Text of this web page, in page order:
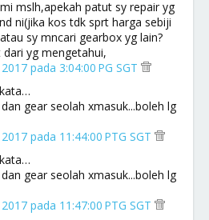
mslh,apekah patut sy repair yg
ni(jika kos tdk sprt harga sebiji
sy mncari gearbox yg lain?
yg mengetahui,
pada 3:04:00 PG SGT
gear seolah xmasuk...boleh lg
pada 11:44:00 PTG SGT
gear seolah xmasuk...boleh lg
pada 11:47:00 PTG SGT